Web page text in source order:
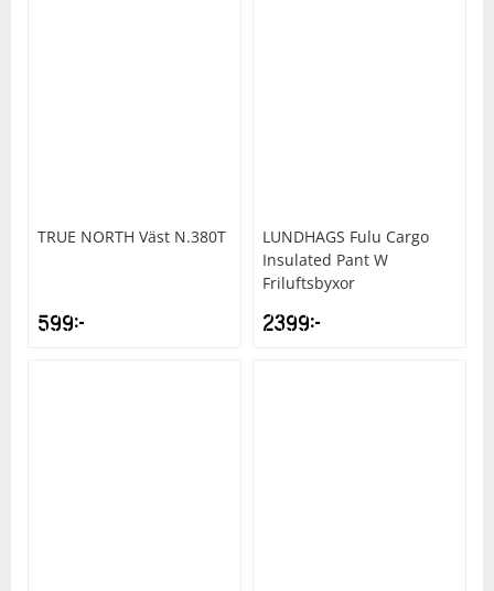
TRUE NORTH Väst N.380T
599kr
LUNDHAGS Fulu Cargo
Insulated Pant W
Friluftsbyxor
2399kr